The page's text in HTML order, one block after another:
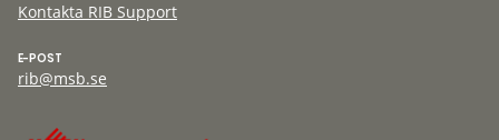
Kontakta RIB Support
E-POST
rib@msb.se